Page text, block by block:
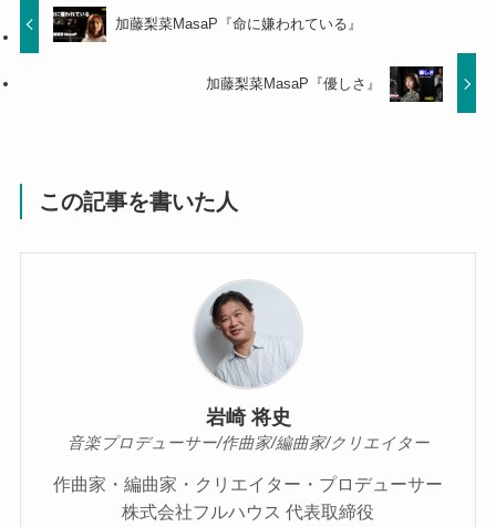
加藤梨菜MasaP『命に嫌われている』
加藤梨菜MasaP『優しさ』
この記事を書いた人
岩崎 将史
音楽プロデューサー/作曲家/編曲家/クリエイター
作曲家・編曲家・クリエイター・プロデューサー
株式会社フルハウス 代表取締役